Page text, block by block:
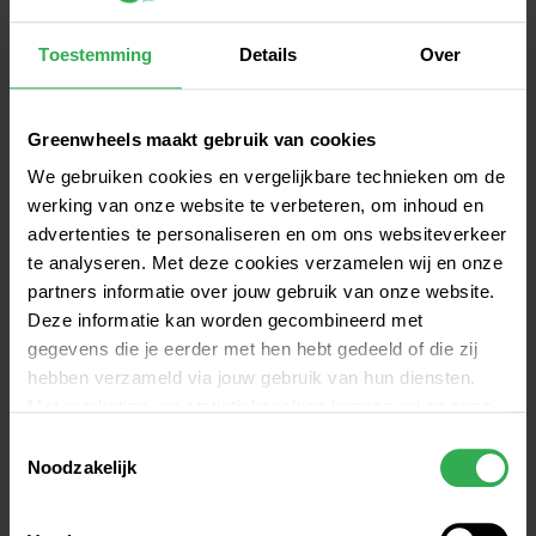
Toestemming Details Over
Greenwheels maakt gebruik van cookies
We gebruiken cookies en vergelijkbare technieken om de
werking van onze website te verbeteren, om inhoud en
advertenties te personaliseren en om ons websiteverkeer
te analyseren. Met deze cookies verzamelen wij en onze
partners informatie over jouw gebruik van onze website.
Deze informatie kan worden gecombineerd met
gegevens die je eerder met hen hebt gedeeld of die zij
hebben verzameld via jouw gebruik van hun diensten.
onze website aan de hand van unieke identificatoren,
zoals je IP-adres. Hiermee stellen we een profiel op om
advertenties beter af te stemmen op jouw voorkeuren.
Noodzakelijk
Met de Greenwheels app reserveer en open je de
auto en ga je op pad. Je betaalt voor de uren en
kilometers die je gemaakt hebt. Verder hoef je
formulieren of verplicht aftanken.
MELD JE GRATIS AAN
Onze auto's in Haarlem
Een compacte en voordelige stadsauto,
maken van alle autotypes. Zo kun je altijd de auto